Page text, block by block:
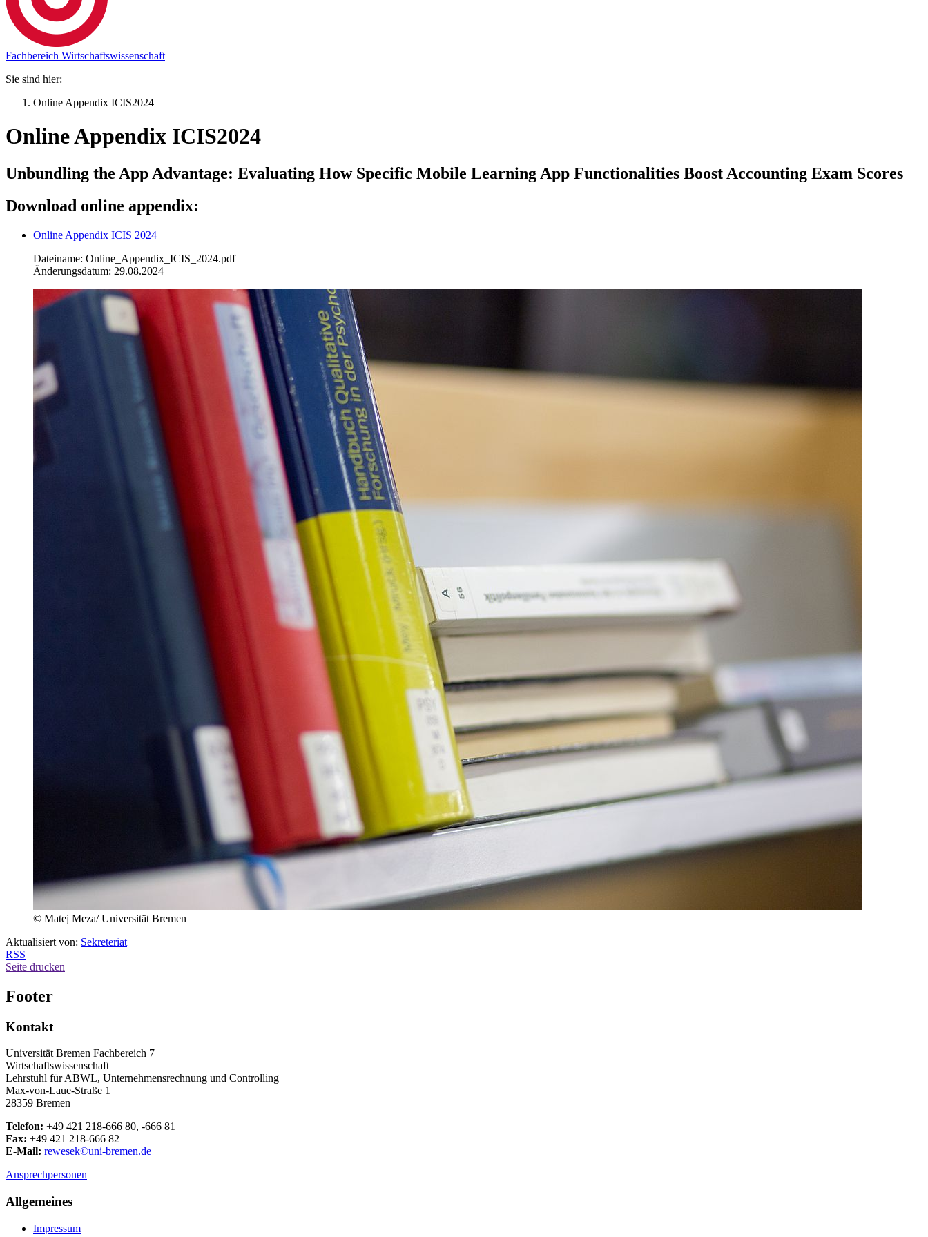
Fachbereich Wirtschaftswissenschaft
Sie sind hier:
Online Appendix ICIS2024
Online Appendix ICIS2024
Unbundling the App Advantage: Evaluating How Specific Mobile Learning App Functionalities Boost Accounting Exam Scores
Download online appendix:
Online Appendix ICIS 2024
Dateiname: Online_Appendix_ICIS_2024.pdf
Änderungsdatum: 29.08.2024
© Matej Meza/ Universität Bremen
Aktualisiert von: Sekreteriat
RSS
Seite drucken
Footer
Kontakt
Universität Bremen Fachbereich 7
Wirtschaftswissenschaft
Lehrstuhl für ABWL, Unternehmensrechnung und Controlling
Max-von-Laue-Straße 1
28359 Bremen
Telefon: +49 421 218-666 80, -666 81
Fax: +49 421 218-666 82
E-Mail: rewesek©uni-bremen.de
Ansprechpersonen
Allgemeines
Impressum